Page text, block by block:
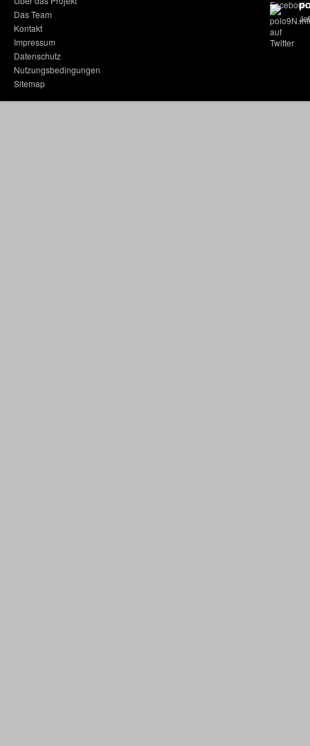
Das Team
Kontakt
Impressum
Datenschutz
Nutzungsbedingungen
Sitemap